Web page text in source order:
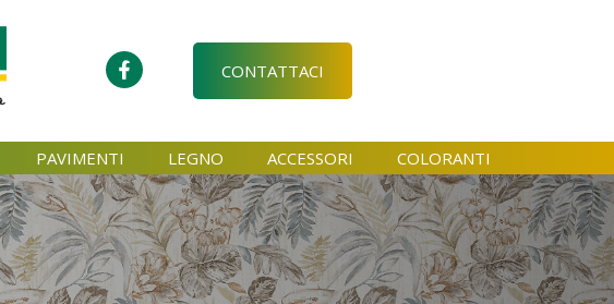
CONTATTACI
PAVIMENTI LEGNO ACCESSORI COLORANTI